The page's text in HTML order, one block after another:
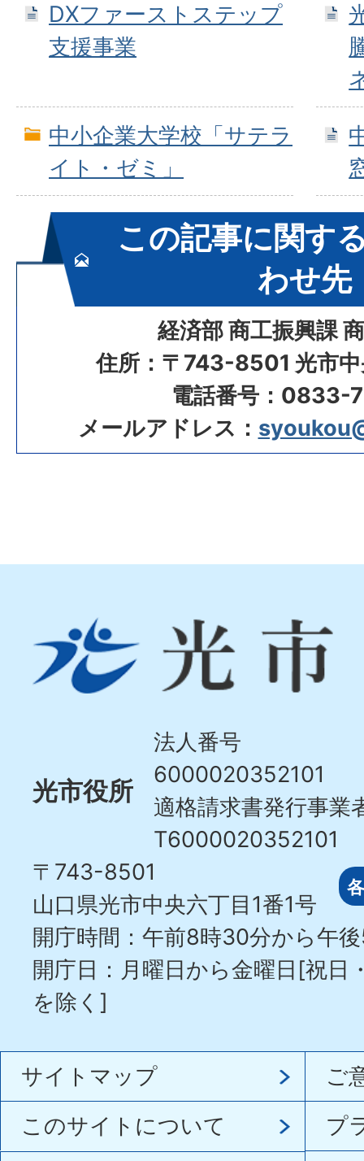
DXファーストステップ
支援事業
中小企業大学校「サテラ
イト・ゼミ」
この記事に関す
わせ先
経済部 商工振興課
住所：〒743-8501 光市中
電話番号：0833-
メールアドレス：
市
Hikari
光市役所
法人番号
6000020352101
適格請求書発行事業
T6000020352101
〒743-8501
山口県光市中央六丁目1番1号
開庁時間：午前8時30分から午
開庁日：月曜日から金曜日[祝日
を除く]
サイトマップ
ご
このサイトについて
プ